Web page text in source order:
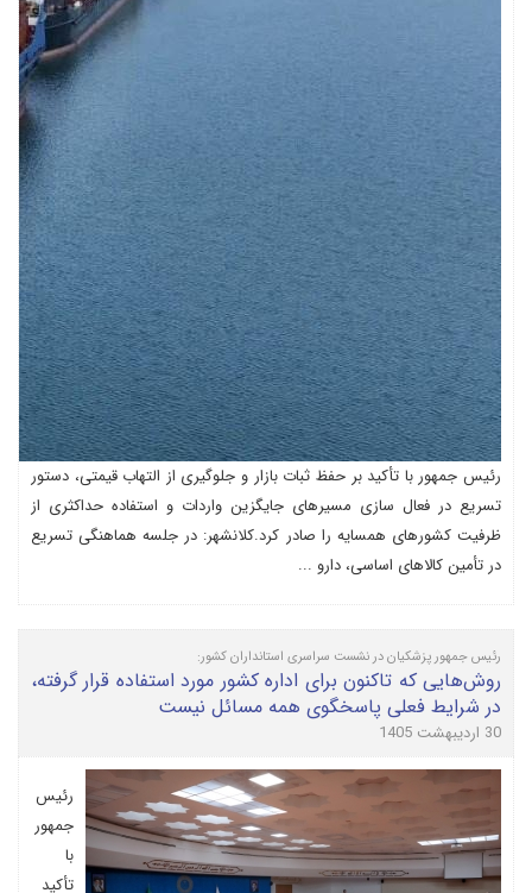
رئیس جمهور با تأکید بر حفظ ثبات بازار و جلوگیری از التهاب قیمتی، دستور
تسریع در فعال سازی مسیرهای جایگزین واردات و استفاده حداکثری از
ظرفیت کشورهای همسایه را صادر کرد.کلانشهر: در جلسه هماهنگی تسریع
در تأمین کالاهای اساسی، دارو ...
رئیس جمهور پزشکیان در نشست سراسری استانداران کشور:
روش‌هایی که تاکنون برای اداره کشور مورد استفاده قرار گرفته،
در شرایط فعلی پاسخگوی همه مسائل نیست
30 اردیبهشت 1405
رئیس
جمهور
با
تأکید